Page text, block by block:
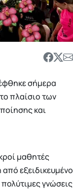
σήμερα
πλαίσιο των
και
μαθητές
εξειδικευμένο
γνώσεις